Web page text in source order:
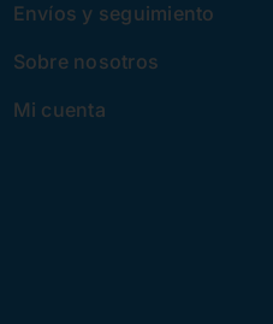
Envíos y seguimiento
Sobre nosotros
Mi cuenta